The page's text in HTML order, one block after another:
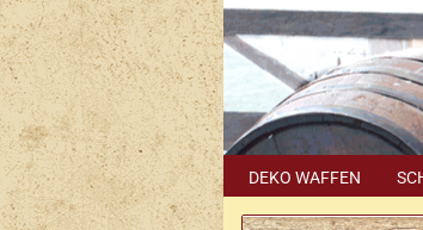
DEKO WAFFEN
SONDERPOSTEN